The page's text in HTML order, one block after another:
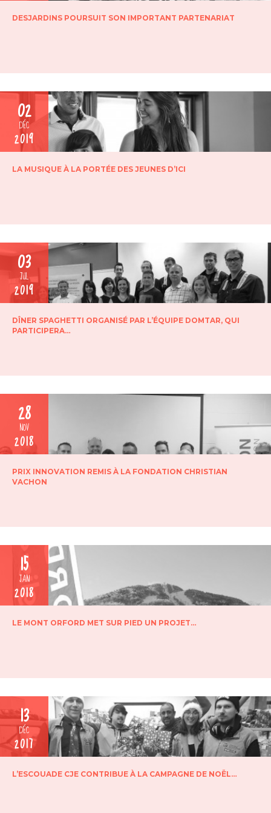
DESJARDINS POURSUIT SON IMPORTANT PARTENARIAT
02
DÉC
2019
LA MUSIQUE À LA PORTÉE DES JEUNES D’ICI
03
JUL
2019
DÎNER SPAGHETTI ORGANISÉ PAR L’ÉQUIPE DOMTAR, QUI
PARTICIPERA…
28
NOV
2018
PRIX INNOVATION REMIS À LA FONDATION CHRISTIAN
VACHON
15
JAN
2018
LE MONT ORFORD MET SUR PIED UN PROJET…
13
DÉC
2017
L’ESCOUADE CJE CONTRIBUE À LA CAMPAGNE DE NOËL…